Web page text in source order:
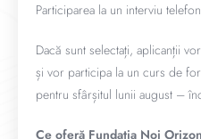
Participarea la un interviu
Dacă sunt selectați, aplicanții
și vor participa la un curs de
pentru sfârșitul lunii august –
Ce oferă Fundația Noi